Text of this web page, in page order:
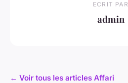
ECRIT PAR
admin
← Voir tous les articles Affari